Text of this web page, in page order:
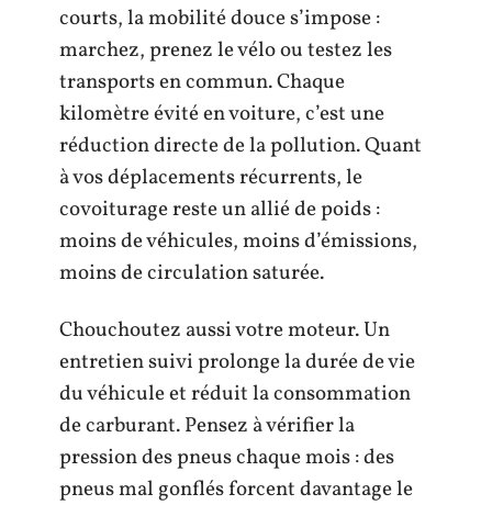
courts, la mobilité douce s’impose :
marchez, prenez le vélo ou testez les
transports en commun. Chaque
kilomètre évité en voiture, c’est une
réduction directe de la pollution. Quant
à vos déplacements récurrents, le
covoiturage reste un allié de poids :
moins de véhicules, moins d’émissions,
moins de circulation saturée.
Chouchoutez aussi votre moteur. Un
entretien suivi prolonge la durée de vie
du véhicule et réduit la consommation
de carburant. Pensez à vérifier la
pression des pneus chaque mois : des
pneus mal gonflés forcent davantage le